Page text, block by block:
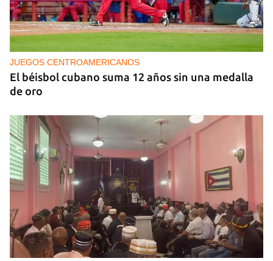
MÚSICA
Un público enamorado de Celia Cruz desafía la
censura en un homenaje en La Habana
JUEGOS CENTROAMERICANOS
El béisbol cubano suma 12 años sin una medalla
de oro